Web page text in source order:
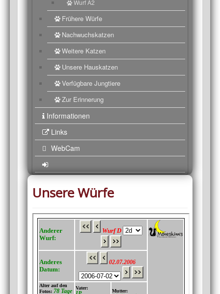
Wurf A2
Frühere Würfe
Nachwuchskatzen
Weitere Katzen
Unsere Hauskatzen
Verfügbare Jungtiere
Zur Erinnerung
Informationen
Links
WebCam
Unsere Würfe